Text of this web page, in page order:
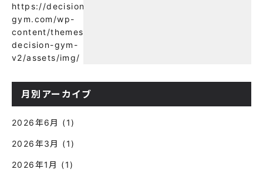
https://decision-
gym.com/wp-
content/themes/wp-
decision-gym-
v2/assets/img/
月別アーカイブ
2026年6月 (1)
2026年3月 (1)
2026年1月 (1)